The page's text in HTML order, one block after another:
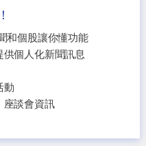
和個股讓你懂功能
供個人化新聞訊息
動
座談會資訊